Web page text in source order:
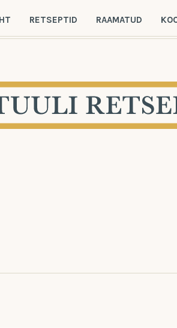
RETSEPTID RAAMATUD